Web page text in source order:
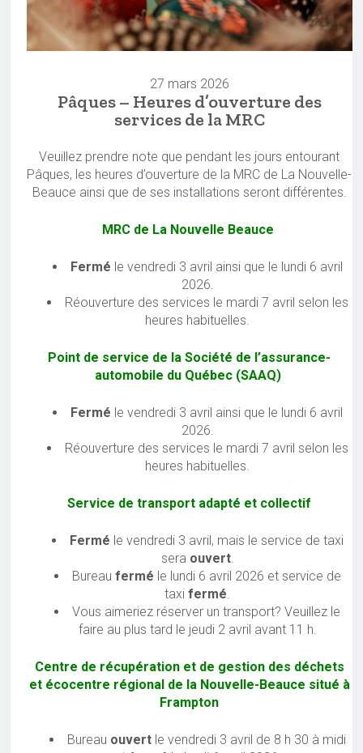
27 mars 2026
Pâques – Heures d’ouverture des
services de la MRC
Veuillez prendre note que pendant les jours entourant
Pâques, les heures d’ouverture de la MRC de La Nouvelle-
Beauce ainsi que de ses installations seront différentes.
MRC de La Nouvelle Beauce
Fermé le vendredi 3 avril ainsi que le lundi 6 avril
2026.
Réouverture des services le mardi 7 avril selon les
heures habituelles.
Point de service de la Société de l’assurance-
automobile du Québec (SAAQ)
Fermé le vendredi 3 avril ainsi que le lundi 6 avril
2026.
Réouverture des services le mardi 7 avril selon les
heures habituelles.
Service de transport adapté et collectif
Fermé le vendredi 3 avril, mais le service de taxi
sera ouvert.
Bureau fermé le lundi 6 avril 2026 et service de
taxifermé.
Vous aimeriez réserver un transport? Veuillez le
faire au plus tard le jeudi 2 avril avant 11 h.
Centre de récupération et de gestion des déchets
et écocentre régional de la Nouvelle-Beauce situé à
Frampton
Bureau ouvertle vendredi 3 avril de 8 h 30 à midi